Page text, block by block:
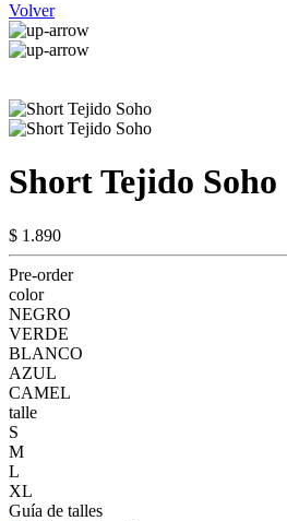
Volver
Short Tejido Soho
$ 1.890
Pre-order
color
NEGRO
VERDE
BLANCO
AZUL
CAMEL
talle
S
M
L
XL
Guía de talles